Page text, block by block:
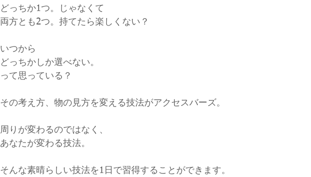
どっちか1つ。じゃなくて
両方とも2つ。持てたら楽しくない？
いつから
どっちかしか選べない。
って思っている？
その考え方、物の見方を変える技法がアクセスバーズ。
周りが変わるのではなく、
あなたが変わる技法。
そんな素晴らしい技法を1日で習得することができます。